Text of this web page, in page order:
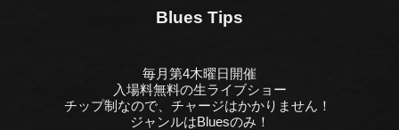
Blues Tips
毎月第4木曜日開催
入場料無料の生ライブショー
チップ制なので、チャージはかかりません！
ジャンルはBluesのみ！